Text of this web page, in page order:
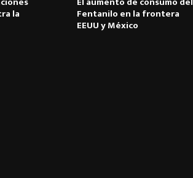
la Fentanilo en la frontera
EEUU y México